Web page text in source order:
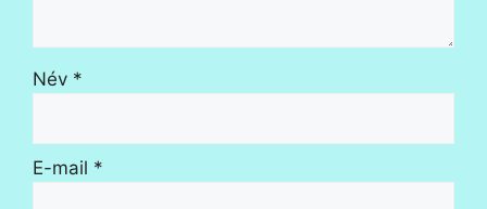
Név *
E-mail *